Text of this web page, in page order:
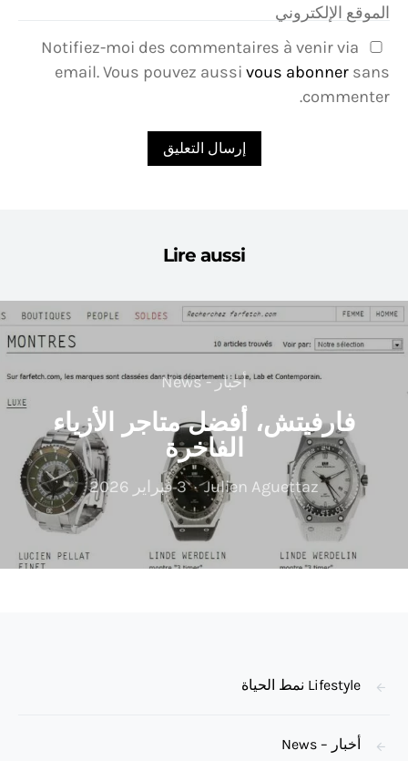
الموقع الإلكتروني
Notifiez-moi des commentaires à venir via
email. Vous pouvez aussi vous abonner sans
commenter.
Lire aussi
أخبار - News
فارفيتش، أفضل متاجر الأزياء
الفاخرة
Julien Aguettaz 3 فبراير 2026
Lifestyle نمط الحياة
أخبار – News